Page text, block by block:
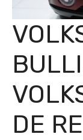
DE